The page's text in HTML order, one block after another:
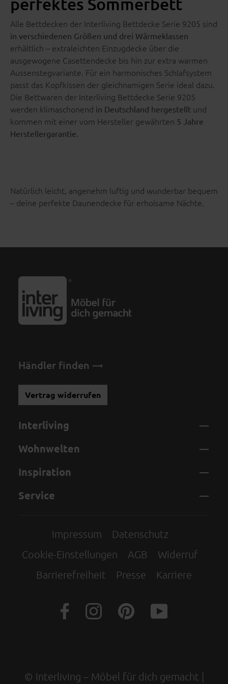
perfektes Sommerbett
Alle Bettdecken der Interliving Bettdecke Serie 9205 sind
in verschiedenen Größen und drei Wärmeklassen
erhältlich – extraleichten Einzugdecke über die
ausgewogene Casettendecke bis hin zur extra warmen
Aussenstegvariante. Für ein harmonisches Schlafsystem
passt das Kopfkissen der gleichnamigen Serie ideal dazu.
Die Bettwaren der Interliving Bettdecke Serie 9205
werden klimaschonend in Deutschland hergestellt und
kommen mit einer vom Hersteller gewährten 5 Jahre
Herstellergarantie.
Natürlich leicht, angenehm luftig und wunderbar bequem
– deine perfekte Daunendecke für erholsame Nächte.
Händler finden
Vertrag widerrufen
Interliving
Wohnwelten
Inspiration
Service
Impressum
Datenschutz
Cookie-Einstellungen
AGB
Widerruf
Barrierefreiheit
Presse Karriere
© Interliving – Möbel für dich gemacht |